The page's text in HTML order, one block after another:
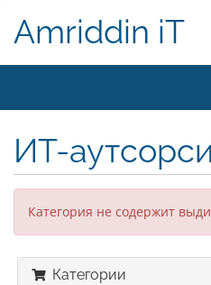
Amriddin iT
ИТ-
Категория не содержит
Категории